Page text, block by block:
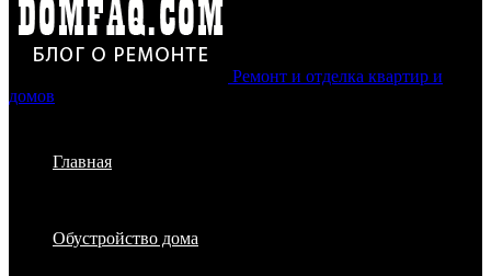
Ремонт и отделка квартир и
домов
Главная
Обустройство дома